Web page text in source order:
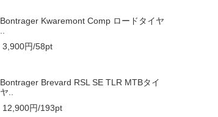
Bontrager Kwaremont Comp ロードタイヤ
3,900円/58pt
Bontrager Brevard RSL SE TLR MTBタイ
ヤ..
12,900円/193pt